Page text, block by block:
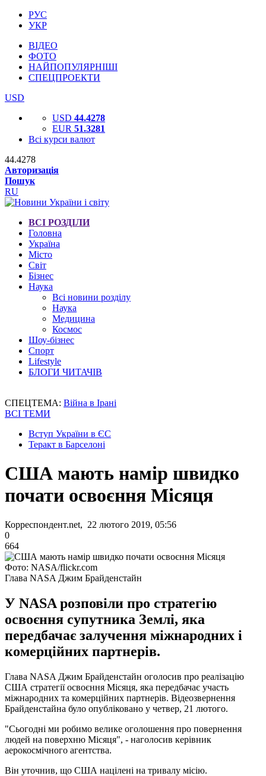
РУС
УКР
ВІДЕО
ФОТО
НАЙПОПУЛЯРНІШІ
СПЕЦПРОЕКТИ
USD
USD 44.4278
EUR 51.3281
Всі курси валют
44.4278
Авторизація
Пошук
RU
ВСІ РОЗДІЛИ
Головна
Україна
Місто
Світ
Бізнес
Наука
Всі новини розділу
Наука
Медицина
Космос
Шоу-бізнес
Спорт
Lifestyle
БЛОГИ ЧИТАЧІВ
СПЕЦТЕМА: Війна в Ірані
ВСІ ТЕМИ
Вступ України в ЄС
Теракт в Барселоні
США мають намір швидко
почати освоєння Місяця
Корреспондент.net, 22 лютого 2019, 05:56
0
664
Фото: NASA/flickr.com
Глава NASA Джим Брайденстайн
У NASA розповіли про стратегію
освоєння супутника Землі, яка
передбачає залучення міжнародних і
комерційних партнерів.
Глава NASA Джим Брайденстайн оголосив про реалізацію
США стратегії освоєння Місяця, яка передбачає участь
міжнародних та комерційних партнерів. Відеозвернення
Брайденстайна було опубліковано у четвер, 21 лютого.
"Сьогодні ми робимо велике оголошення про повернення
людей на поверхню Місяця", - наголосив керівник
аерокосмічного агентства.
Він уточнив, що США націлені на тривалу місію.